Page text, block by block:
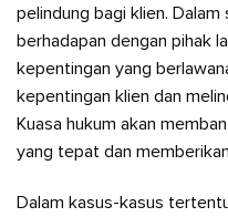
pelindung bagi klien.
berhadapan dengan pihak
kepentingan yang
kepentingan klien dan
Kuasa hukum akan
yang tepat dan
Dalam kasus-kasus